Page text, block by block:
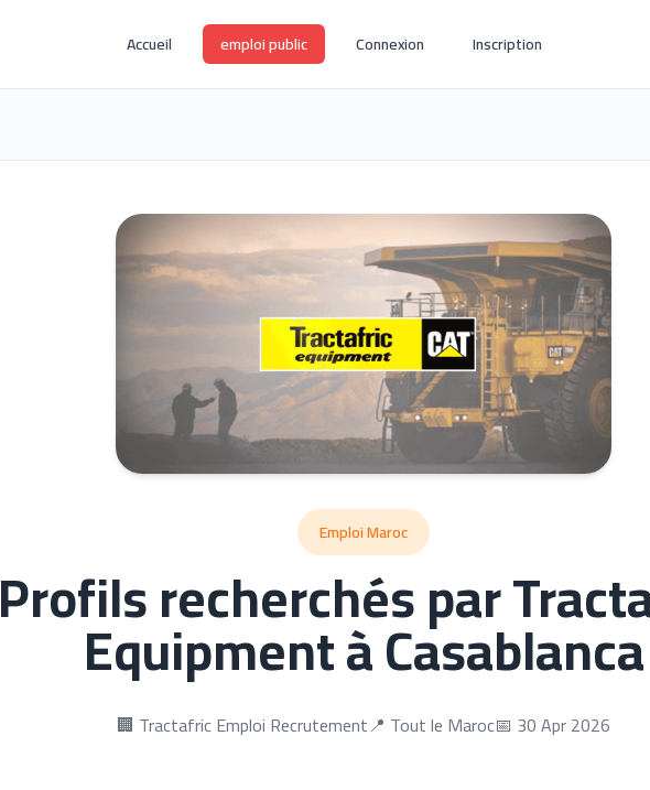
Accueil emploi public Connexion Inscription
Emploi Maroc
Profils recherchés par
Equipment à Casablanca
🏢 Tractafric Emploi Recrutement📍 Tout le Maroc📅 30 Apr 2026